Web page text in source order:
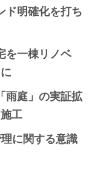
ド明確化を打ち
を一棟リノベ
雨庭」の実証拡
工
に関する意識